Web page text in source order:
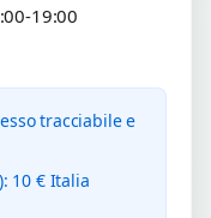
19:00
tracciabile e
10 € Italia